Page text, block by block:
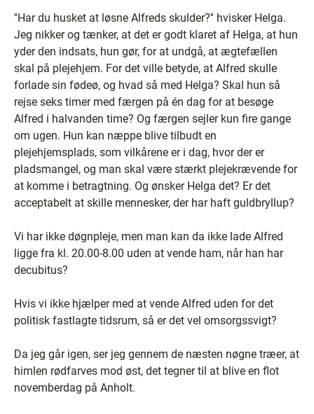
''Har du husket at løsne Alfreds skulder?'' hvisker Helga.
Jeg nikker og tænker, at det er godt klaret af Helga, at hun
yder den indsats, hun gør, for at undgå, at ægtefællen
skal på plejehjem. For det ville betyde, at Alfred skulle
forlade sin fødeø, og hvad så med Helga? Skal hun så
rejse seks timer med færgen på én dag for at besøge
Alfred i halvanden time? Og færgen sejler kun fire gange
om ugen. Hun kan næppe blive tilbudt en
plejehjemsplads, som vilkårene er i dag, hvor der er
pladsmangel, og man skal være stærkt plejekrævende for
at komme i betragtning. Og ønsker Helga det? Er det
acceptabelt at skille mennesker, der har haft guldbryllup?
Vi har ikke døgnpleje, men man kan da ikke lade Alfred
ligge fra kl. 20.00-8.00 uden at vende ham, når han har
decubitus?
Hvis vi ikke hjælper med at vende Alfred uden for det
politisk fastlagte tidsrum, så er det vel omsorgssvigt?
Da jeg går igen, ser jeg gennem de næsten nøgne træer, at
himlen rødfarves mod øst, det tegner til at blive en flot
novemberdag på Anholt.